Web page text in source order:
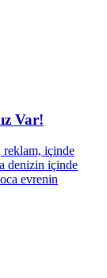
Var!
reklam, içinde
denizin içinde
evrenin